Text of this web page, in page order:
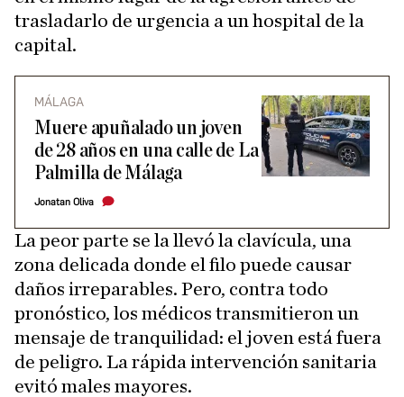
trasladarlo de urgencia a un hospital de la
capital.
MÁLAGA
Muere apuñalado un joven
de 28 años en una calle de La
Palmilla de Málaga
Jonatan Oliva
La peor parte se la llevó la clavícula, una
zona delicada donde el filo puede causar
daños irreparables. Pero, contra todo
pronóstico, los médicos transmitieron un
mensaje de tranquilidad: el joven está fuera
de peligro. La rápida intervención sanitaria
evitó males mayores.